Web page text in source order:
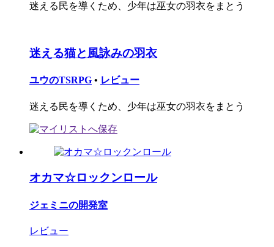
迷える民を導くため、少年は巫女の羽衣をまとう
迷える猫と風詠みの羽衣
ユウのTSRPG • レビュー
迷える民を導くため、少年は巫女の羽衣をまとう
オカマ☆ロックンロール
ジェミニの開発室
レビュー